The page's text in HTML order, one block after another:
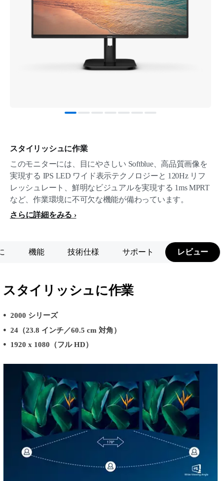
スタイリッシュに作業
このモニターには、目にやさしい Softblue、高品質画像を
実現する IPS LED ワイド表示テクノロジーと 120Hz リフ
レッシュレート、鮮明なビジュアルを実現する 1ms MPRT
など、作業環境に不可欠な機能が備わっています。
さらに詳細をみる
機能 技術仕様 サポート レビュー
スタイリッシュに作業
2000 シリーズ
24（23.8 インチ／60.5 cm 対角）
1920 x 1080（フル HD）